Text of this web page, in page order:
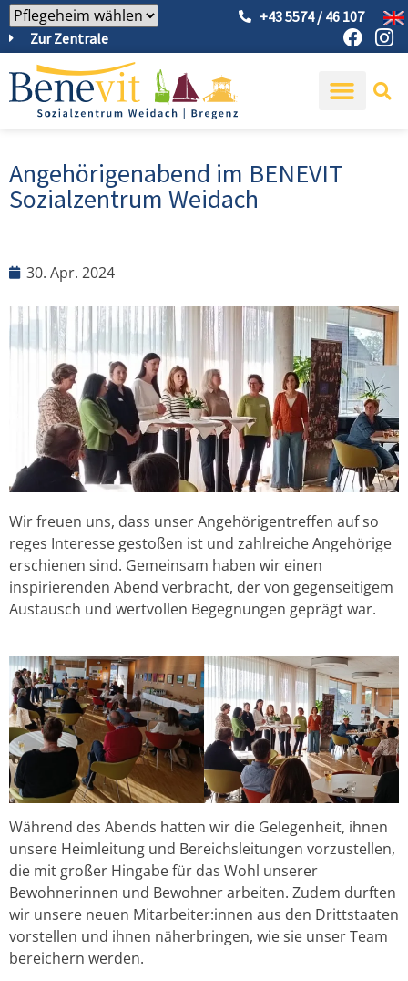
Zur Zentrale
+43 5574 / 46 107
Angehörigenabend im BENEVIT
Sozialzentrum Weidach
30. Apr. 2024
Wir freuen uns, dass unser Angehörigentreffen auf so
reges Interesse gestoßen ist und zahlreiche Angehörige
erschienen sind. Gemeinsam haben wir einen
inspirierenden Abend verbracht, der von gegenseitigem
Austausch und wertvollen Begegnungen geprägt war.
Während des Abends hatten wir die Gelegenheit, ihnen
unsere Heimleitung und Bereichsleitungen vorzustellen,
die mit großer Hingabe für das Wohl unserer
Bewohnerinnen und Bewohner arbeiten. Zudem durften
wir unsere neuen Mitarbeiter:innen aus den Drittstaaten
vorstellen und ihnen näherbringen, wie sie unser Team
bereichern werden.